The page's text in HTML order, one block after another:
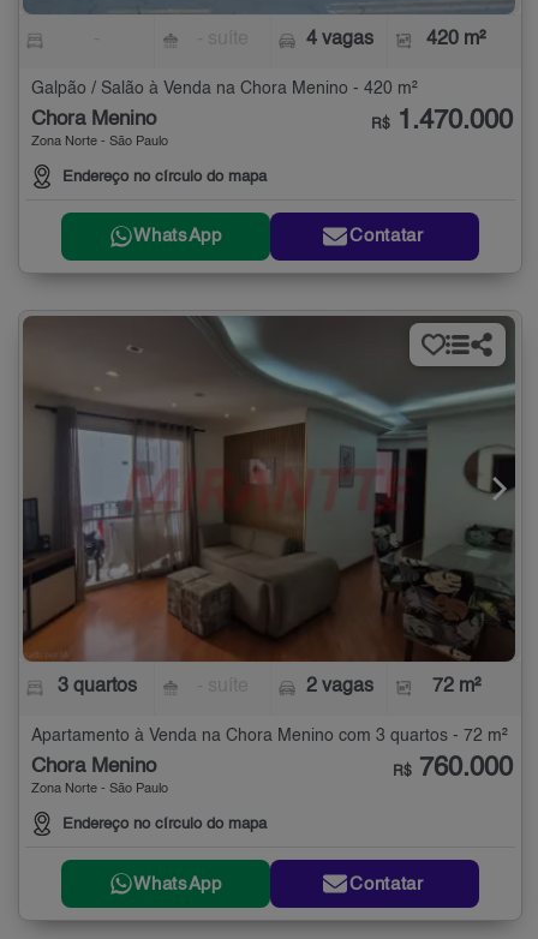
4 vagas 420 m²
Galpão / Salão à Venda na Chora Menino - 420 m²
Chora Menino
Zona Norte - São Paulo
Endereço no círculo do mapa
R$ 1.470.000
WhatsApp Contatar
3 quartos 2 vagas 72 m²
Apartamento à Venda na Chora Menino com 3 quartos - 72 m²
Chora Menino
Zona Norte - São Paulo
Endereço no círculo do mapa
R$ 760.000
WhatsApp Contatar